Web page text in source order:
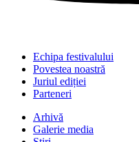
Echipa festivalului
Povestea noastră
Juriul ediției
Parteneri
Arhivă
Galerie media